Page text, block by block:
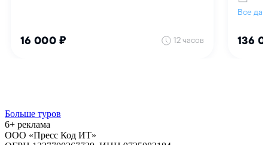
Больше туров
6+ реклама
ООО «Пресс Код ИТ»